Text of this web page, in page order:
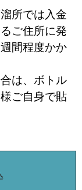
所では入金
ご住所に発
間程度かか
は、ボトル
ご自身で貼